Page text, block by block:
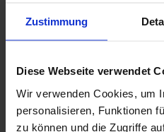
Zustimmung
Diese Webseite verwendet
Wir verwenden Cookies, um
personalisieren, Funktionen
zu können und die Zugriffe
Innenkabineab
1.549 € 1.699 € p. P.